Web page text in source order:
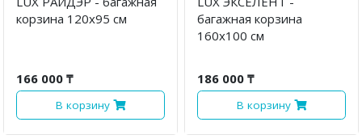
корзина 120х95 см
166 000 ₸
В корзину
багажная корзина
160х100 см
186 000 ₸
В корзину